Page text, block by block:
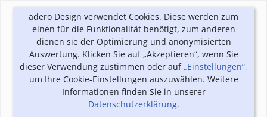
adero Design verwendet Cookies. Diese werden zum
einen für die Funktionalität benötigt, zum anderen
dienen sie der Optimierung und anonymisierten
Auswertung. Klicken Sie auf „Akzeptieren“, wenn Sie
dieser Verwendung zustimmen oder auf„Einstellungen“,
um Ihre Cookie-Einstellungen auszuwählen. Weitere
Informationen finden Sie in unserer
Datenschutzerklärung.